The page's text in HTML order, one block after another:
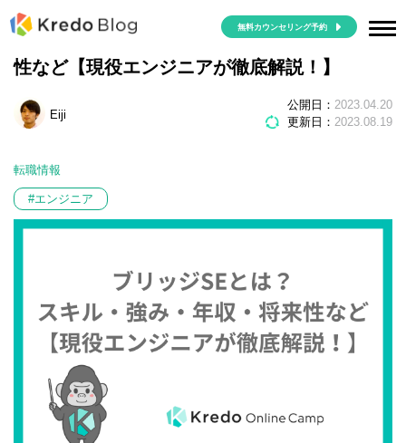
無料カウンセリング予約
ブリッジSEとは？スキル・強み・年収・将来
性など【現役エンジニアが徹底解説！】
Eiji
公開日： 2023.04.20
更新日： 2023.08.19
転職情報
#エンジニア